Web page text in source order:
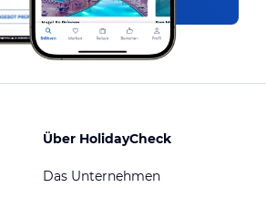
Über HolidayCheck
Das Unternehmen